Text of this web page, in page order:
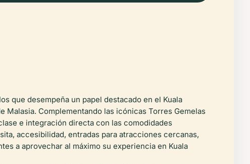
que desempeña un papel destacado en el Kuala
Malasia. Complementando las icónicas Torres Gemelas
e integración directa con las comodidades
accesibilidad, entradas para atracciones cercanas,
a aprovechar al máximo su experiencia en Kuala